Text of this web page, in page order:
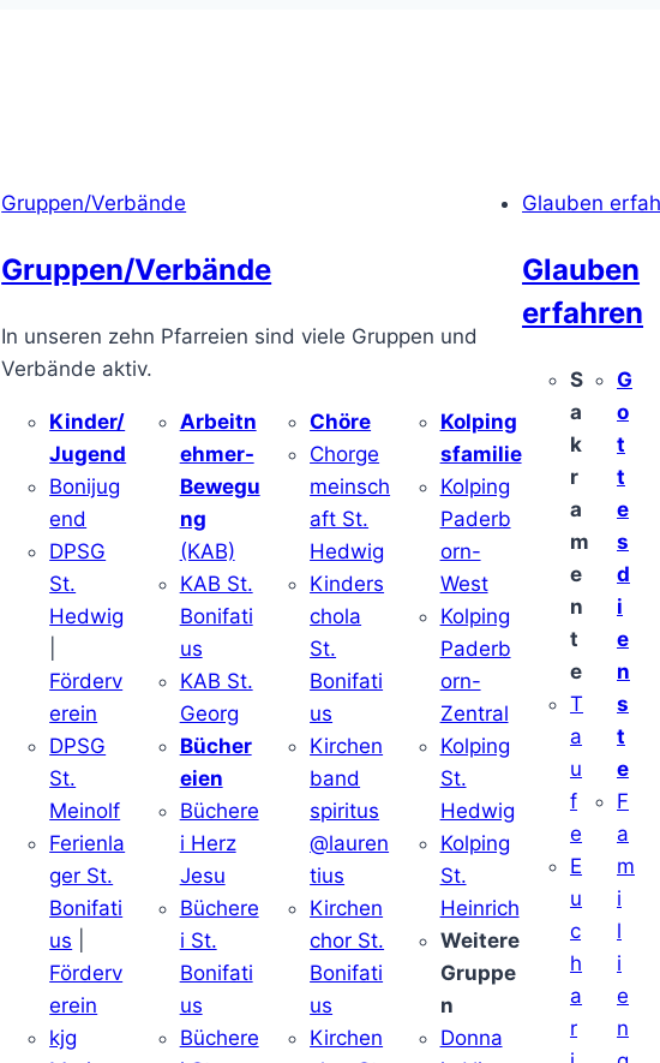
Gruppen/Verbände
Gruppen/Verbände
In unseren zehn Pfarreien sind viele Gruppen und
Verbände aktiv.
Kinder/
Jugend
Bonijug
end
DPSG
St.
Hedwig
Förderv
erein
DPSG
St.
Meinolf
Ferienla
ger St.
Bonifati
us
Förderv
erein
kjg
Arbeitn
ehmer-
Bewegu
ng
(KAB)
KAB St.
Bonifati
us
KAB St.
Georg
Bücher
eien
Büchere
i Herz
Jesu
Büchere
i St.
Bonifati
us
Büchere
Chöre
Chorge
meinsch
aft St.
Hedwig
Kinders
chola
St.
Bonifati
us
Kirchen
band
spiritus
@lauren
tius
Kirchen
chor St.
Bonifati
us
Kirchen
Kolping
sfamilie
Kolping
Paderb
orn-
West
Kolping
Paderb
orn-
Zentral
Kolping
St.
Hedwig
Kolping
St.
Heinrich
Weitere
Gruppe
n
Donna
Glauben
Glauben
erfahren
S
a
k
r
a
m
e
n
t
e
T
a
u
f
e
E
u
c
h
a
r
G
o
t
t
e
s
d
i
e
n
s
t
e
F
a
m
i
l
i
e
n